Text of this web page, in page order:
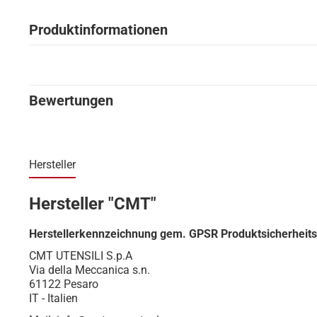
Produktinformationen
Bewertungen
Hersteller
Hersteller "CMT"
Herstellerkennzeichnung gem. GPSR
CMT UTENSILI S.p.A
Via della Meccanica s.n.
61122 Pesaro
IT - Italien